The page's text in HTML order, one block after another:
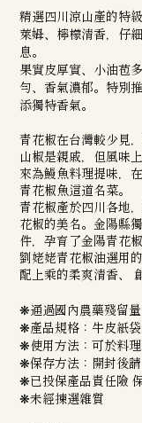
精選四川涼山產的特
萊姆、檸檬清香， 仔
息。
果實皮厚實、小油苞
勻、香氣濃郁。 特別
添獨特香氣。
青花椒在台灣較少見
山椒是親戚， 但風味
來為鰻魚料理提味，
青花椒魚這道名菜。
青花椒產於四川各地
花椒的美名。 金陽縣
件，孕育了金陽青花
劉姥姥青花椒油選用
配上乘的柔爽清香、
❋通過國內農藥殘留
❋產品規格：牛皮紙
❋使用方法：可於料
❋保存方法：開封後
❋已投保產品責任險
❋未經揀選雜質